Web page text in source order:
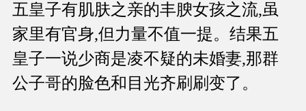
五皇子有肌肤之亲的丰腴女孩之流,虽
家里有官身,但力量不值一提。结果五
皇子一说少商是凌不疑的未婚妻,那群
公子哥的脸色和目光齐刷刷变了。